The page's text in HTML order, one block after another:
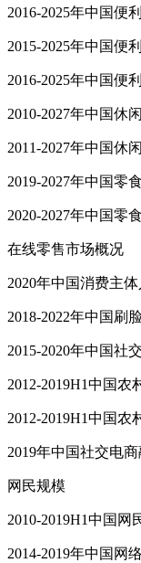
2016-2025年中国便
2015-2025年中国便
2016-2025年中国便
2010-2027年中国休
2011-2027年中国休
2019-2027年中国零
2020-2027年中国零
在线零售市场概况
2020年中国消费主
2018-2022年中国刷
2015-2020年中国社
2012-2019H1中国农
2012-2019H1中国农
2019年中国社交电
网民规模
2010-2019H1中国网
2014-2019年中国网